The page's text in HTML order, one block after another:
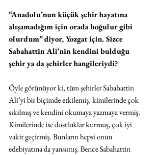
“Anadolu’nun küçük şehir hayatına
alışamadığım için orada boğulur gibi
olurdum” diyor, Yozgat için. Sizce
Sabahattin Ali’nin kendini bulduğu
şehir ya da şehirler hangileriydi?
Öyle görünüyor ki, tüm şehirler Sabahattin
Ali’yi bir biçimde etkilemiş, kimilerinde çok
sıkılmış ve kendini okumaya yazmaya vermiş.
Kimilerinde ise dostluklar kurmuş, çok iyi
vakit geçirmiş. Bunların hepsi onun
edebiyatına da yansımış. Bence Sabahattin